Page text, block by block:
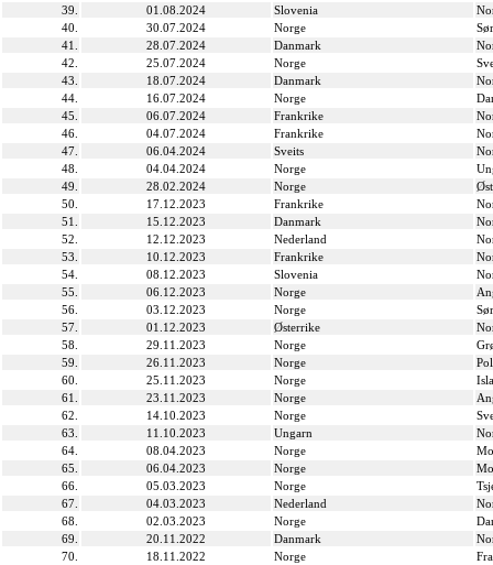
39.
01.08.2024 Slovenia
40.
30.07.2024 Norge
41.
28.07.2024 Danmark
42.
25.07.2024 Norge
43.
18.07.2024 Danmark
44.
16.07.2024 Norge
45.
06.07.2024 Frankrike
46.
04.07.2024 Frankrike
47.
06.04.2024 Sveits
48.
04.04.2024 Norge
49.
28.02.2024 Norge
50.
17.12.2023 Frankrike
51.
15.12.2023 Danmark
52.
12.12.2023 Nederland
53.
10.12.2023 Frankrike
54.
08.12.2023 Slovenia
55.
06.12.2023 Norge
56.
03.12.2023 Norge
57.
01.12.2023 Østerrike
58.
29.11.2023 Norge
59.
26.11.2023 Norge
60.
25.11.2023 Norge
61.
23.11.2023 Norge
62.
14.10.2023 Norge
63.
11.10.2023 Ungarn
64.
08.04.2023 Norge
65.
06.04.2023 Norge
66.
05.03.2023 Norge
67.
04.03.2023 Nederland
68.
02.03.2023 Norge
69.
20.11.2022 Danmark
70.
18.11.2022 Norge